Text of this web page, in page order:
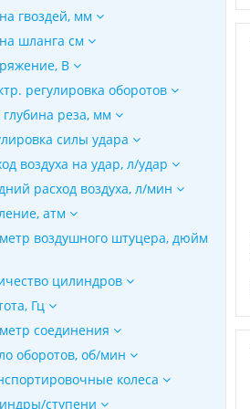
гвоздей, мм
шланга см
В
регулировка оборотов
глубина реза, мм
силы удара
воздуха на удар, л/удар
расход воздуха, л/мин
атм
воздушного штуцера, дюйм
цилиндров
Гц
соединения
оборотов, об/мин
колеса
ступени